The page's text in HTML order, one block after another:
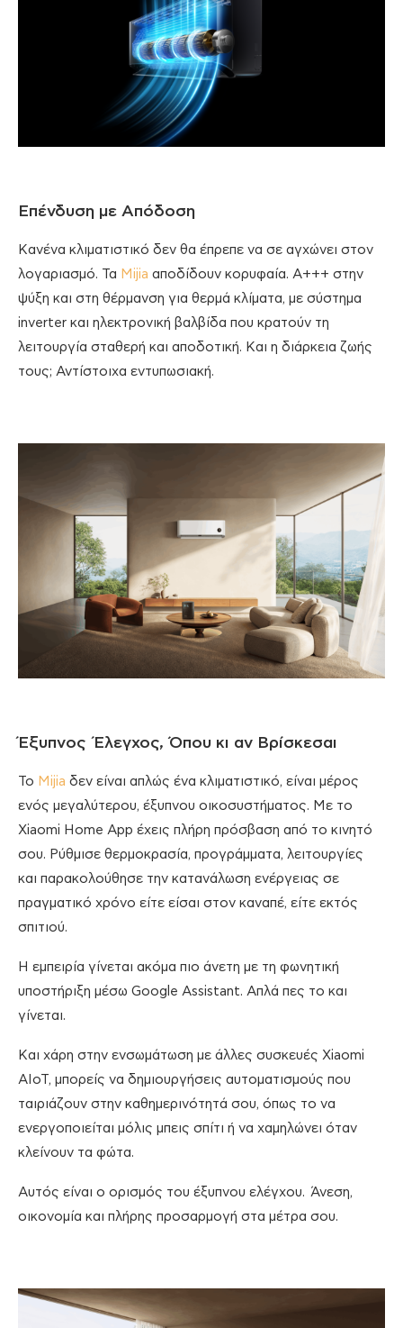
Επένδυση με Απόδοση
Κανένα κλιματιστικό δεν θα έπρεπε να σε αγχώνει στον
λογαριασμό. Τα Mijia αποδίδουν κορυφαία. A+++ στην
ψύξη και στη θέρμανση για θερμά κλίματα, με σύστημα
inverter και ηλεκτρονική βαλβίδα που κρατούν τη
λειτουργία σταθερή και αποδοτική. Και η διάρκεια ζωής
τους; Αντίστοιχα εντυπωσιακή.
Έξυπνος Έλεγχος, Όπου κι αν Βρίσκεσαι
Το Mijia δεν είναι απλώς ένα κλιματιστικό, είναι μέρος
ενός μεγαλύτερου, έξυπνου οικοσυστήματος. Με το
Xiaomi Home App έχεις πλήρη πρόσβαση από το κινητό
σου. Ρύθμισε θερμοκρασία, προγράμματα, λειτουργίες
και παρακολούθησε την κατανάλωση ενέργειας σε
πραγματικό χρόνο είτε είσαι στον καναπέ, είτε εκτός
σπιτιού.
Η εμπειρία γίνεται ακόμα πιο άνετη με τη φωνητική
υποστήριξη μέσω Google Assistant. Απλά πες το και
γίνεται.
Και χάρη στην ενσωμάτωση με άλλες συσκευές Xiaomi
AIoT, μπορείς να δημιουργήσεις αυτοματισμούς που
ταιριάζουν στην καθημερινότητά σου, όπως το να
ενεργοποιείται μόλις μπεις σπίτι ή να χαμηλώνει όταν
κλείνουν τα φώτα.
Αυτός είναι ο ορισμός του έξυπνου ελέγχου. Άνεση,
οικονομία και πλήρης προσαρμογή στα μέτρα σου.